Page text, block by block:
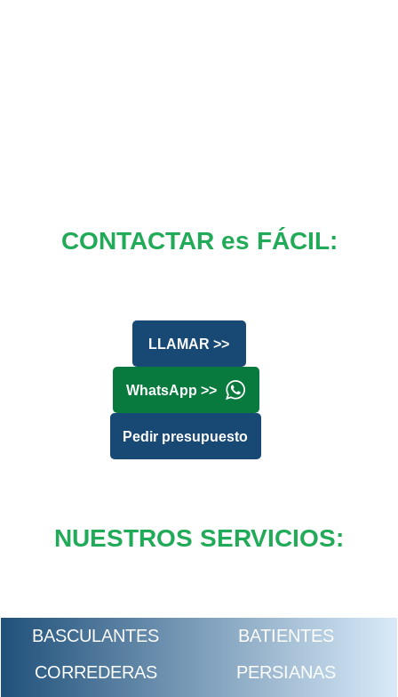
CONTACTAR es FÁCIL:
LLAMAR >>
WhatsApp >>
Pedir presupuesto
NUESTROS SERVICIOS:
BASCULANTES
BATIENTES
CORREDERAS
PERSIANAS